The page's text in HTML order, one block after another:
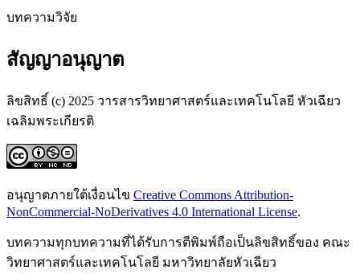
บทความวิจัย
สัญญาอนุญาต
ลิขสิทธิ์ (c) 2025 วารสารวิทยาศาสตร์และเทคโนโลยี หัวเฉียว
เฉลิมพระเกียรติ
อนุญาตภายใต้เงื่อนไข Creative Commons Attribution-
NonCommercial-NoDerivatives 4.0 International License.
บทความทุกบทความที่ได้รับการตีพิมพ์ถือเป็นลิขสิทธิ์ของ คณะ
วิทยาศาสตร์และเทคโนโลยี มหาวิทยาลัยหัวเฉียว